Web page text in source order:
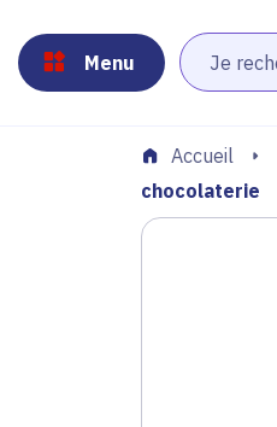
Menu
Accueil
chocolaterie